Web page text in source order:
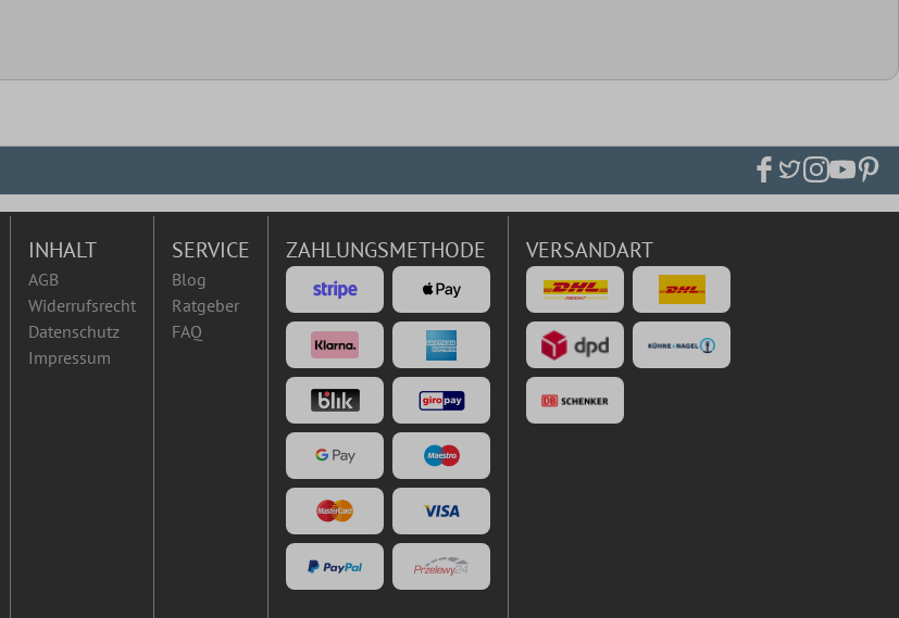
INHALT
AGB
Widerrufsrecht
Datenschutz
Impressum
SERVICE
Blog
Ratgeber
FAQ
ZAHLUNGSMETHODE VERSANDART